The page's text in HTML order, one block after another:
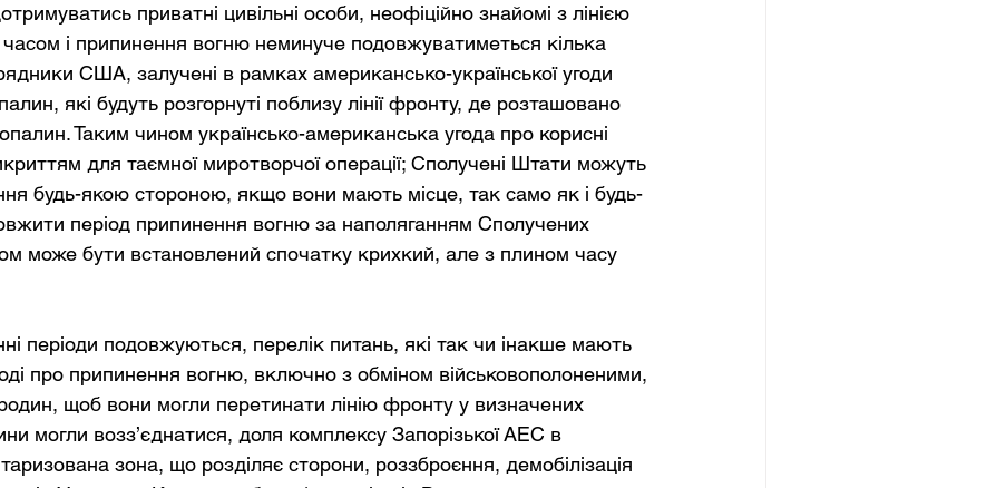
приватні цивільні особи, неофіційно знайомі з лінією
і припинення вогню неминуче подовжуватиметься кілька
США, залучені в рамках американсько-української угоди
які будуть розгорнуті поблизу лінії фронту, де розташовано
Таким чином українсько-американська угода про корисні
для таємної миротворчої операції; Сполучені Штати можуть
будь-якою стороною, якщо вони мають місце, так само як і будь-
період припинення вогню за наполяганням Сполучених
може бути встановлений спочатку крихкий, але з плином часу
періоди подовжуються, перелік питань, які так чи інакше мають
про припинення вогню, включно з обміном військовополоненими,
щоб вони могли перетинати лінію фронту у визначених
могли возз’єднатися, доля комплексу Запорізької АЕС в
зона, що розділяє сторони, роззброєння, демобілізація